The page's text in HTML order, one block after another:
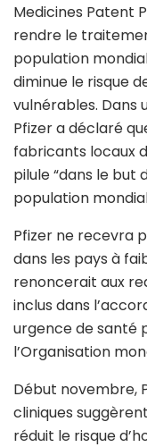
Medicines Patent
rendre le
population
diminue le risque
vulnérables. Dans
Pfizer a déclaré
fabricants locaux
pilule “dans le but
population
Pfizer ne recevra
dans les pays à
renoncerait aux
inclus dans
urgence de santé
l’Organisation
Début novembre,
cliniques
réduit le risque